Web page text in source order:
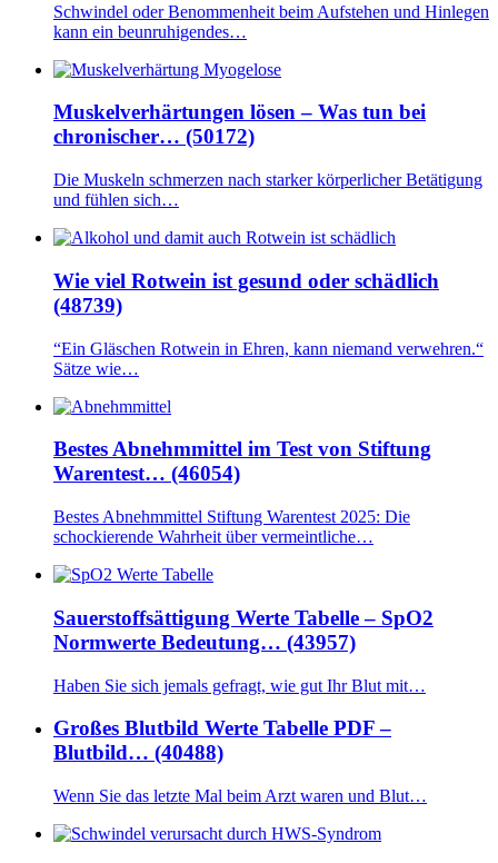
Schwindel oder Benommenheit beim Aufstehen und Hinlegen
kann ein beunruhigendes…
Muskelverhärtungen lösen – Was tun bei
chronischer… (50172)
Die Muskeln schmerzen nach starker körperlicher Betätigung
und fühlen sich…
Wie viel Rotwein ist gesund oder schädlich
(48739)
“Ein Gläschen Rotwein in Ehren, kann niemand verwehren.“
Sätze wie…
Bestes Abnehmmittel im Test von Stiftung
Warentest… (46054)
Bestes Abnehmmittel Stiftung Warentest 2025: Die
schockierende Wahrheit über vermeintliche…
Sauerstoffsättigung Werte Tabelle – SpO2
Normwerte Bedeutung… (43957)
Haben Sie sich jemals gefragt, wie gut Ihr Blut mit…
Großes Blutbild Werte Tabelle PDF –
Blutbild… (40488)
Wenn Sie das letzte Mal beim Arzt waren und Blut…